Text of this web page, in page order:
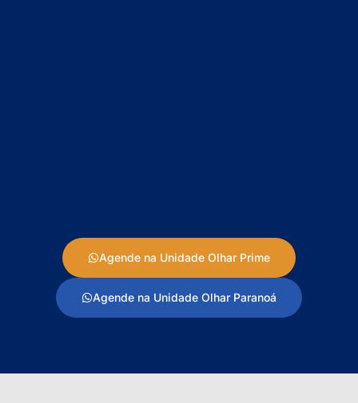
Agende na Unidade Olhar Prime
Agende na Unidade Olhar Paranoá